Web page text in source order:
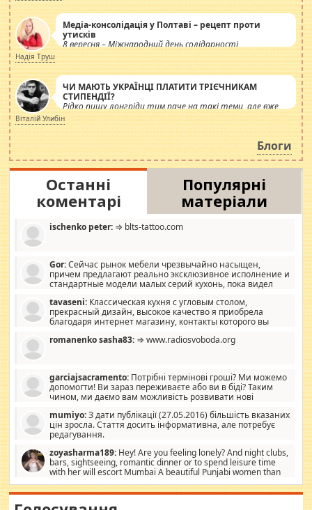
Медіа-консолідація у Полтаві – рецепт проти
утисків
8 вересня – Міжнародний день солідарності
журналістів.
Надія Труш
ЧИ МАЮТЬ УКРАЇНЦІ ПЛАТИТИ ТРІЄЧНИКАМ
СТИПЕНДІЇ?
Рідко пишу лонгріди тим паче на такі теми, але вже
просто дістало! Обурюють сьогоднішні інсенуації
навколо стипендіального питання. Штучно
роздувається ще одна соціальна катастрофа.
Віталій Улибін
Блоги
Останні
коментарі
Популярні
матеріали
ischenko peter: ⇒ blts-tattoo.com
Gor:Сейчас рынок мебели чрезвычайно насыщен,
причем предлагают реально эксклюзивное исполнение и
стандартные модели малых серий кухонь, пока видел
стандартные формы, в MebelOk, креативненько и что главное -
со вкусом все в порядке, без ненужных наворотов удорожающих
мебель, а это не последний фактор.
tavaseni: Классическая кухня с угловым столом,
прекрасный дизайн, высокое качество я приобрела
благодаря интернет магазину, контакты которого вы
romanenko sasha83: ⇒ www.radiosvoboda.org
garciajsacramento: Потрібні термінові гроші? Ми можемо
допомогти! Ви зараз переживаєте або ви в біді? Таким
чином, ми даємо вам можливість розвивати нові
допомагати людям, які намагаються дати їм шанс. Кожен
заслуговує на другий шанс, і, оскільки влада не зможе, вони
повинні приймати від інших. Для нас нема багато суми, і зрілість
витрат, а тільки узгоджених сум і нічого іншого. Не чекайте і не
коментуйте цей пост. Введіть суму, яку ви хочете подати, і ми
зв'яжемося з вами з усіма варіантами. зв'яжіться з нами
сьогодні на garciajsacramento@gmail.com Вам потрібні термінові
гроші? Ми можемо допомогти!
mumiyo:З дати публікації (27.05.2016) більшість вказаних
цін зросла. Стаття досить інформативна, але потребує
редагування.
zoyasharma189: Hey! Are you feeling lonely? And night clubs,
bars, sightseeing, romantic dinner or to spend leisure time
with her will escort Mumbai A beautiful Punjabi women than
sexy escort companion in arms that you guys feel like 5 star luxury
hotel had to spend the night in their search for loved solitaire free